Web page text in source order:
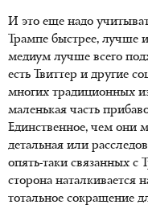
И это еще надо
Трампе быстрее, лучше
медиум лучше всего
есть Твиттер и другие
многих традиционных
маленькая часть
Единственное, чем они
детальная или
опять-таки связанных с
сторона наталкивается
тотальное сокращение